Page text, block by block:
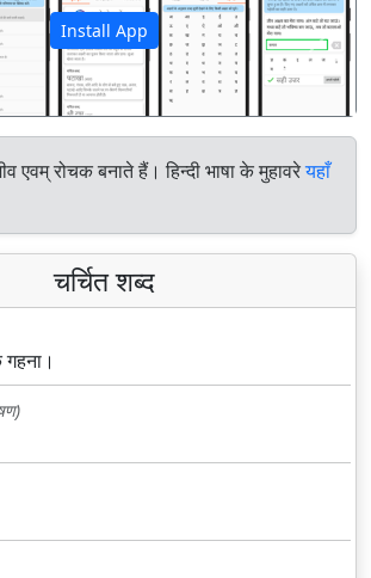
Install App
अगला
एवम् रोचक बनाते हैं। हिन्दी भाषा के मुहावरेयहाँ
चर्चित शब्द